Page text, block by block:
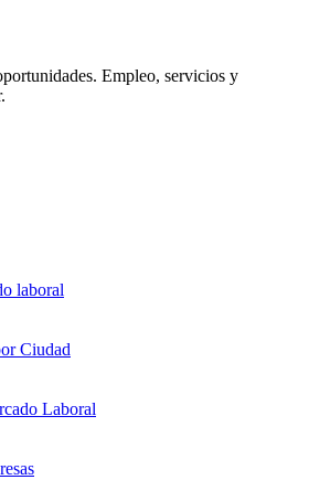
Empleo, servicios y
laboral
Ciudad
Laboral